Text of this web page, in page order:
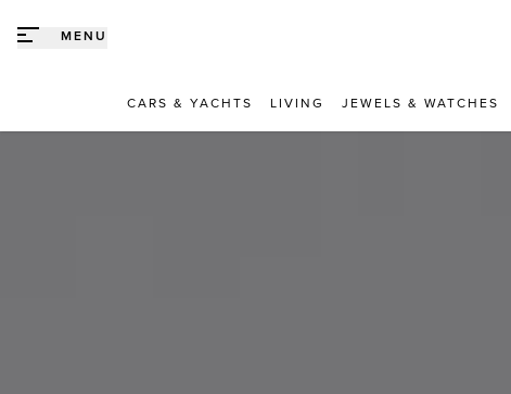
MENU
CARS & YACHTS LIVING JEWELS & WATCHES